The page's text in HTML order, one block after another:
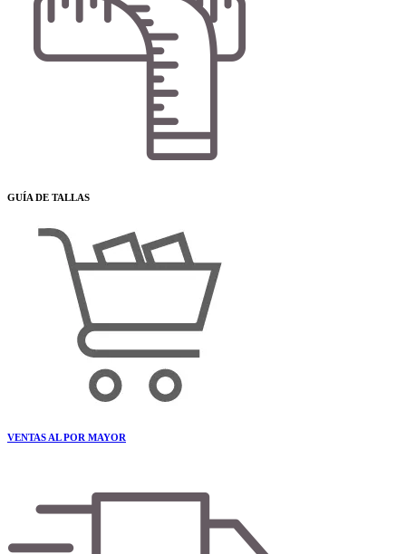
GUÍA DE TALLAS
VENTAS AL POR MAYOR